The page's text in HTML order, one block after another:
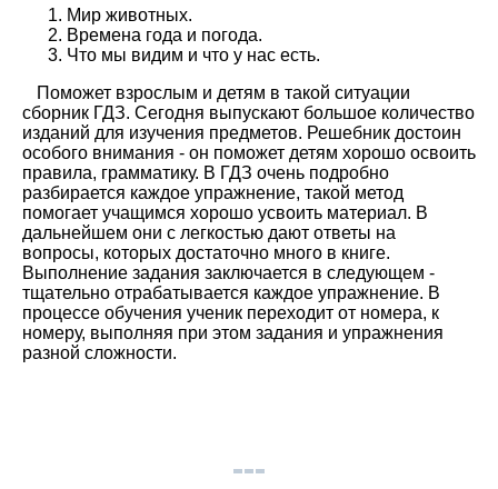
Мир животных.
Времена года и погода.
Что мы видим и что у нас есть.
Поможет взрослым и детям в такой ситуации
сборник ГДЗ. Сегодня выпускают большое количество
изданий для изучения предметов. Решебник достоин
особого внимания - он поможет детям хорошо освоить
правила, грамматику. В ГДЗ очень подробно
разбирается каждое упражнение, такой метод
помогает учащимся хорошо усвоить материал. В
дальнейшем они с легкостью дают ответы на
вопросы, которых достаточно много в книге.
Выполнение задания заключается в следующем -
тщательно отрабатывается каждое упражнение. В
процессе обучения ученик переходит от номера, к
номеру, выполняя при этом задания и упражнения
разной сложности.